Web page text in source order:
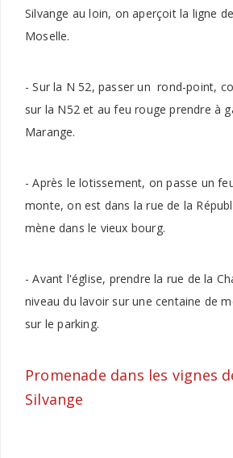
Silvange au loin, on aperçoit la ligne
Moselle.
- Sur la N 52, passer un rond-point,
sur la N52 et au feu rouge prendre à
Marange.
- Après le lotissement, on passe un
monte, on est dans la rue de la
mène dans le vieux bourg.
- Avant l'église, prendre la rue de la
niveau du lavoir sur une centaine de
sur le parking.
Promenade dans les vignes
Silvange